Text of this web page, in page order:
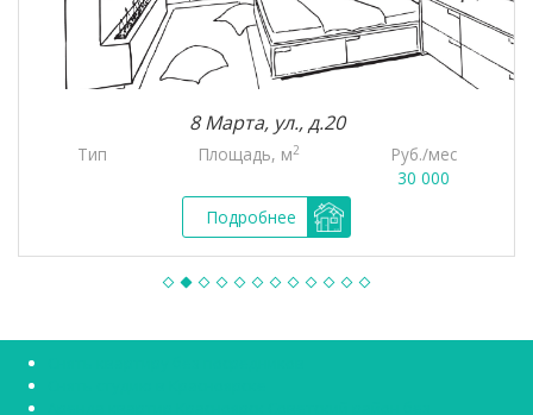
8 Марта, ул., д.20
Тип Площадь, м2
Руб./мес
30 000
Подробнее